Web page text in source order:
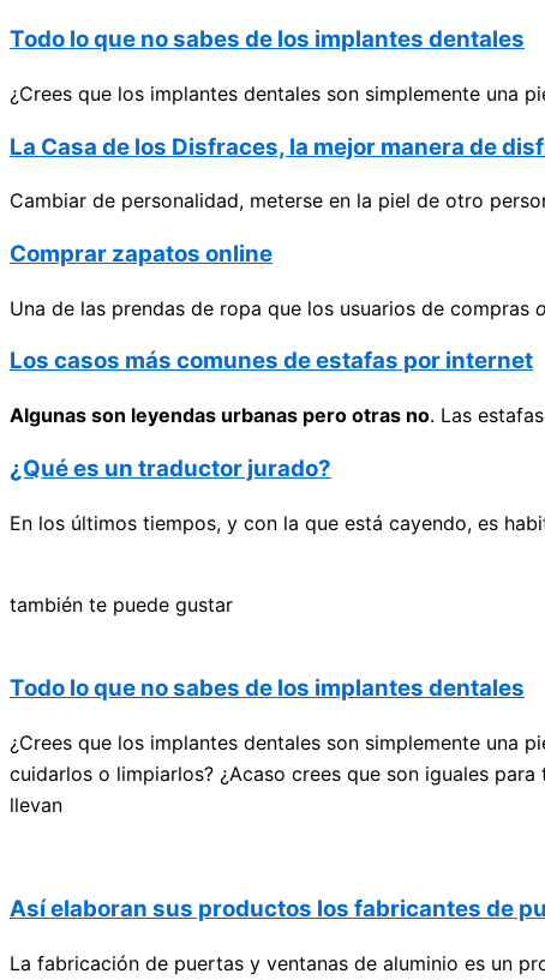
Todo lo que no sabes de los implantes dentales
¿Crees que los implantes dentales son simplemente una
La Casa de los Disfraces, la mejor manera de
Cambiar de personalidad, meterse en la piel de otro
Comprar zapatos online
Una de las prendas de ropa que los usuarios de compras
Los casos más comunes de estafas por internet
Algunas son leyendas urbanas pero otras no. Las
¿Qué es un traductor jurado?
En los últimos tiempos, y con la que está cayendo, es
también te puede gustar
Todo lo que no sabes de los implantes dentales
¿Crees que los implantes dentales son simplemente una
cuidarlos o limpiarlos? ¿Acaso crees que son iguales
llevan
Así elaboran sus productos los fabricantes de
La fabricación de puertas y ventanas de aluminio es un